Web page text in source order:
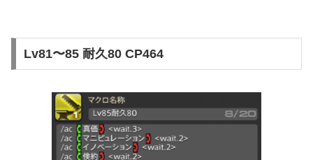
Lv81〜85 耐久80 CP464